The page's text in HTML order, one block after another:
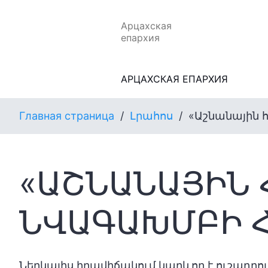
Арцахская
епархия
АРЦАХСКАЯ ЕПАРХИЯ
Главная страница / Լրահոս / «Աշնանային
«ԱՇՆԱՆԱՅԻՆ
ՆՎԱԳԱԽՄԲԻ
Ներկայիս իրավիճակում կարևոր է